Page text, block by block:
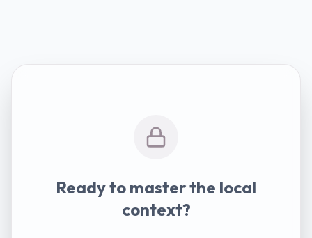
Ready to master the local
context?